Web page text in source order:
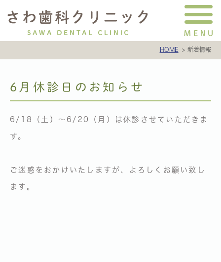
HOME 新着情報
6月休診日のお知らせ
6/18（土）〜6/20（月）は休診させていただきま
す。
ご迷惑をおかけいたしますが、よろしくお願い致し
ます。